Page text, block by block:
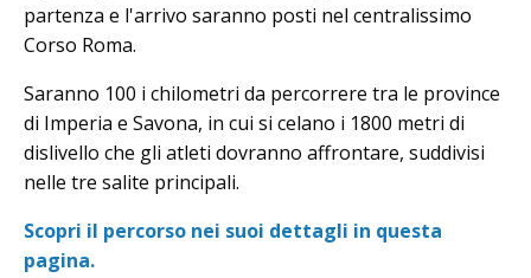
partenza e l'arrivo saranno posti nel centralissimo
Corso Roma.
Saranno 100 i chilometri da percorrere tra le province
di Imperia e Savona, in cui si celano i 1800 metri di
dislivello che gli atleti dovranno affrontare, suddivisi
nelle tre salite principali.
Scopri il percorso nei suoi dettagli in questa
pagina.